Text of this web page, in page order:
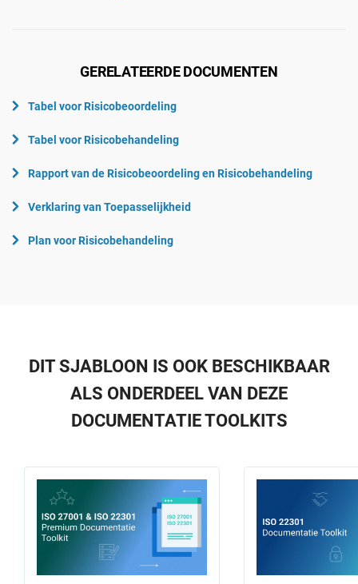
GERELATEERDE DOCUMENTEN
Tabel voor Risicobeoordeling
Tabel voor Risicobehandeling
Rapport van de Risicobeoordeling en Risicobehandeling
Verklaring van Toepasselijkheid
Plan voor Risicobehandeling
DIT SJABLOON IS OOK BESCHIKBAAR
ALS ONDERDEEL VAN DEZE
DOCUMENTATIE TOOLKITS